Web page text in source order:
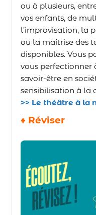
ou à plusieurs,
vos enfants, de
l’improvisation, la
ou la maîtrise des
disponibles. Vous
vous perfectionner
savoir-être en
sensibilisation à la
>> Le théâtre à la
♦ Réviser